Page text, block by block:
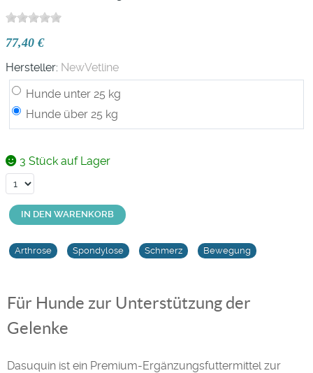
77,40 €
Hersteller: NewVetline
Hunde unter 25 kg
Hunde über 25 kg
3 Stück auf Lager
IN DEN WARENKORB
Arthrose Spondylose Schmerz Bewegung
Für Hunde zur Unterstützung der
Gelenke
Dasuquin ist ein Premium-Ergänzungsfuttermittel zur